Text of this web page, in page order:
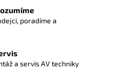
poradíme a
a servis AV techniky